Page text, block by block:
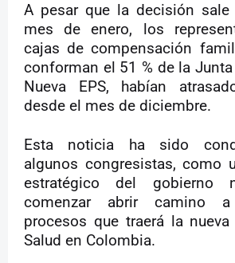
A pesar que la decisión
mes de enero, los
cajas de compensación
conforman el 51 % de la
Nueva EPS, habían
desde el mes de diciembre.
Esta noticia ha sido
algunos congresistas, como
estratégico del gobierno
comenzar abrir camino
procesos que traerá la
Salud en Colombia.